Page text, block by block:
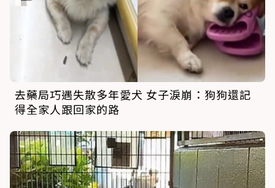
去藥局巧遇失散多年愛犬 女子淚崩：狗狗還記
得全家人跟回家的路